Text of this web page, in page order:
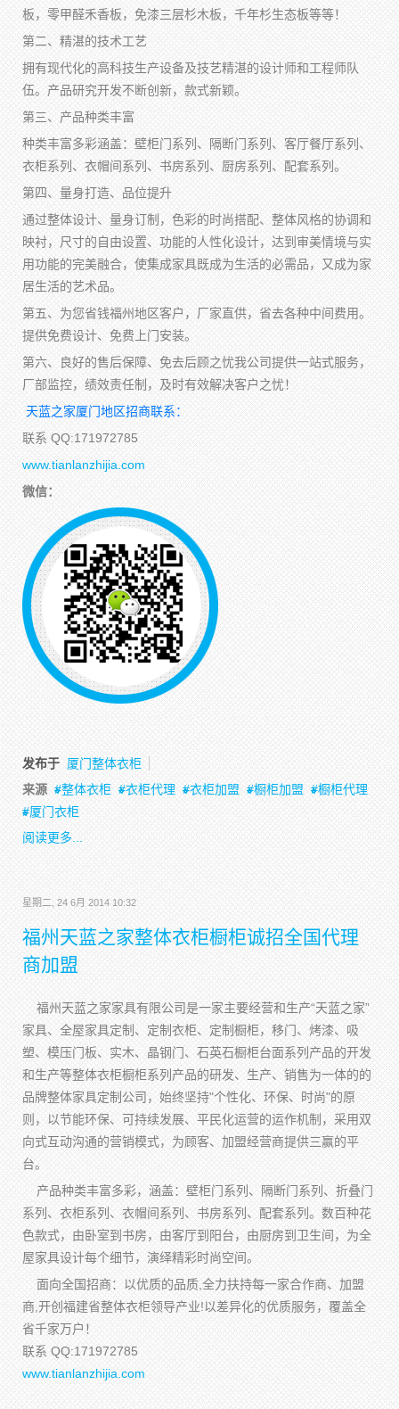
板，零甲醛禾香板，免漆三层杉木板，千年杉生态板等等！
第二、精湛的技术工艺
拥有现代化的高科技生产设备及技艺精湛的设计师和工程师队
伍。产品研究开发不断创新，款式新颖。
第三、产品种类丰富
种类丰富多彩涵盖：壁柜门系列、隔断门系列、客厅餐厅系列、
衣柜系列、衣帽间系列、书房系列、厨房系列、配套系列。
第四、量身打造、品位提升
通过整体设计、量身订制，色彩的时尚搭配、整体风格的协调和
映衬，尺寸的自由设置、功能的人性化设计，达到审美情境与实
用功能的完美融合，使集成家具既成为生活的必需品，又成为家
居生活的艺术品。
第五、为您省钱福州地区客户，厂家直供，省去各种中间费用。
提供免费设计、免费上门安装。
第六、良好的售后保障、免去后顾之忧我公司提供一站式服务，
厂部监控，绩效责任制，及时有效解决客户之忧！
天蓝之家厦门地区招商联系：
联系 QQ:171972785
www.tianlanzhijia.com
微信：
发布于 厦门整体衣柜
来源
整体衣柜 衣柜代理 衣柜加盟 橱柜加盟
橱柜代理
厦门衣柜
阅读更多...
星期二, 24 6月 2014 10:32
福州天蓝之家整体衣柜橱柜诚招全国代理
商加盟
福州天蓝之家家具有限公司是一家主要经营和生产“天蓝之家”
家具、全屋家具定制、定制衣柜、定制橱柜，移门、烤漆、吸
塑、模压门板、实木、晶钢门、石英石橱柜台面系列产品的开发
和生产等整体衣柜橱柜系列产品的研发、生产、销售为一体的的
品牌整体家具定制公司，始终坚持"个性化、环保、时尚"的原
则，以节能环保、可持续发展、平民化运营的运作机制，采用双
向式互动沟通的营销模式，为顾客、加盟经营商提供三赢的平
台。
产品种类丰富多彩，涵盖：壁柜门系列、隔断门系列、折叠门
系列、衣柜系列、衣帽间系列、书房系列、配套系列。数百种花
色款式，由卧室到书房，由客厅到阳台，由厨房到卫生间，为全
屋家具设计每个细节，演绎精彩时尚空间。
面向全国招商：以优质的品质,全力扶持每一家合作商、加盟
商,开创福建省整体衣柜领导产业!以差异化的优质服务，覆盖全
省千家万户！
联系 QQ:171972785
www.tianlanzhijia.com